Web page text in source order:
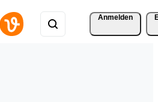
Anmelden